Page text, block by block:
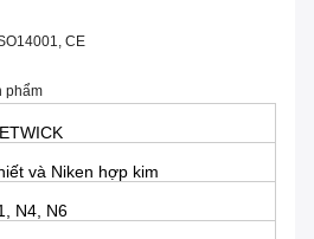
CE
phẩm
và Niken hợp kim
N4, N6